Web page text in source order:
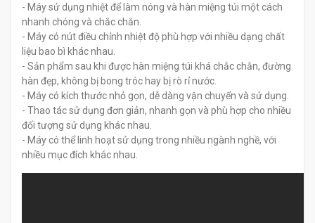
- Máy sử dụng nhiệt để làm nóng và hàn miệng túi một cách
nhanh chóng và chắc chắn.
- Máy có nút điều chỉnh nhiệt độ phù hợp với nhiều dạng chất
liệu bao bì khác nhau.
- Sản phẩm sau khi được hàn miệng túi khá chắc chắn, đường
hàn đẹp, không bị bong tróc hay bị rò rỉ nước.
- Máy có kích thước nhỏ gọn, dễ dàng vận chuyển và sử dụng.
- Thao tác sử dụng đơn giản, nhanh gọn và phù hợp cho nhiều
đối tượng sử dụng khác nhau.
- Máy có thể linh hoạt sử dụng trong nhiều ngành nghề, với
nhiều mục đích khác nhau.